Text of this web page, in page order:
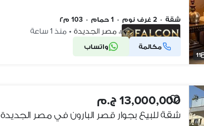
11
شقة • 2 غرف نوم • 1 حمام • 103 م٢
ماريوت ريزيدنس، مصر الجديدة • منذ 1 ساعة
مكالمة واتساب شركة موثقة
13,000,000 ج.م
شقة للبيع بجوار قصر البارون في مصر الجديدة